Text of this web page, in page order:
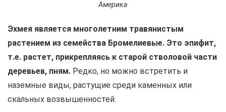
Америка
Эхмея является многолетним травянистым
растением из семейства Бромелиевые. Это эпифит,
т.е. растет, прикрепляясь к старой стволовой части
деревьев, пням. Редко, но можно встретить и
наземные виды, растущие среди каменных или
скальных возвышенностей.